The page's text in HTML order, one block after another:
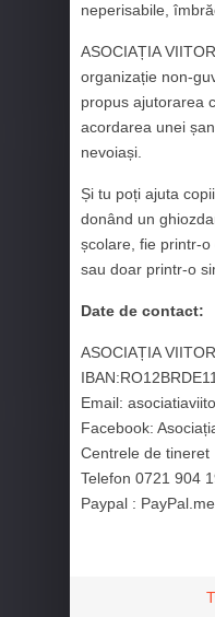
neperisabile,
ASOCIAȚIA
organizație non-
propus ajutorarea
acordarea unei
nevoiași.
Și tu poți ajuta
donând un
școlare, fie printr-
sau doar printr-o
Date de contact:
ASOCIAȚIA
Email:
Facebook:
Centrele de tineret
Telefon 0721 904
Paypal :